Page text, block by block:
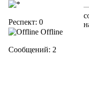
Респект: 0
Offline
Сообщений: 2